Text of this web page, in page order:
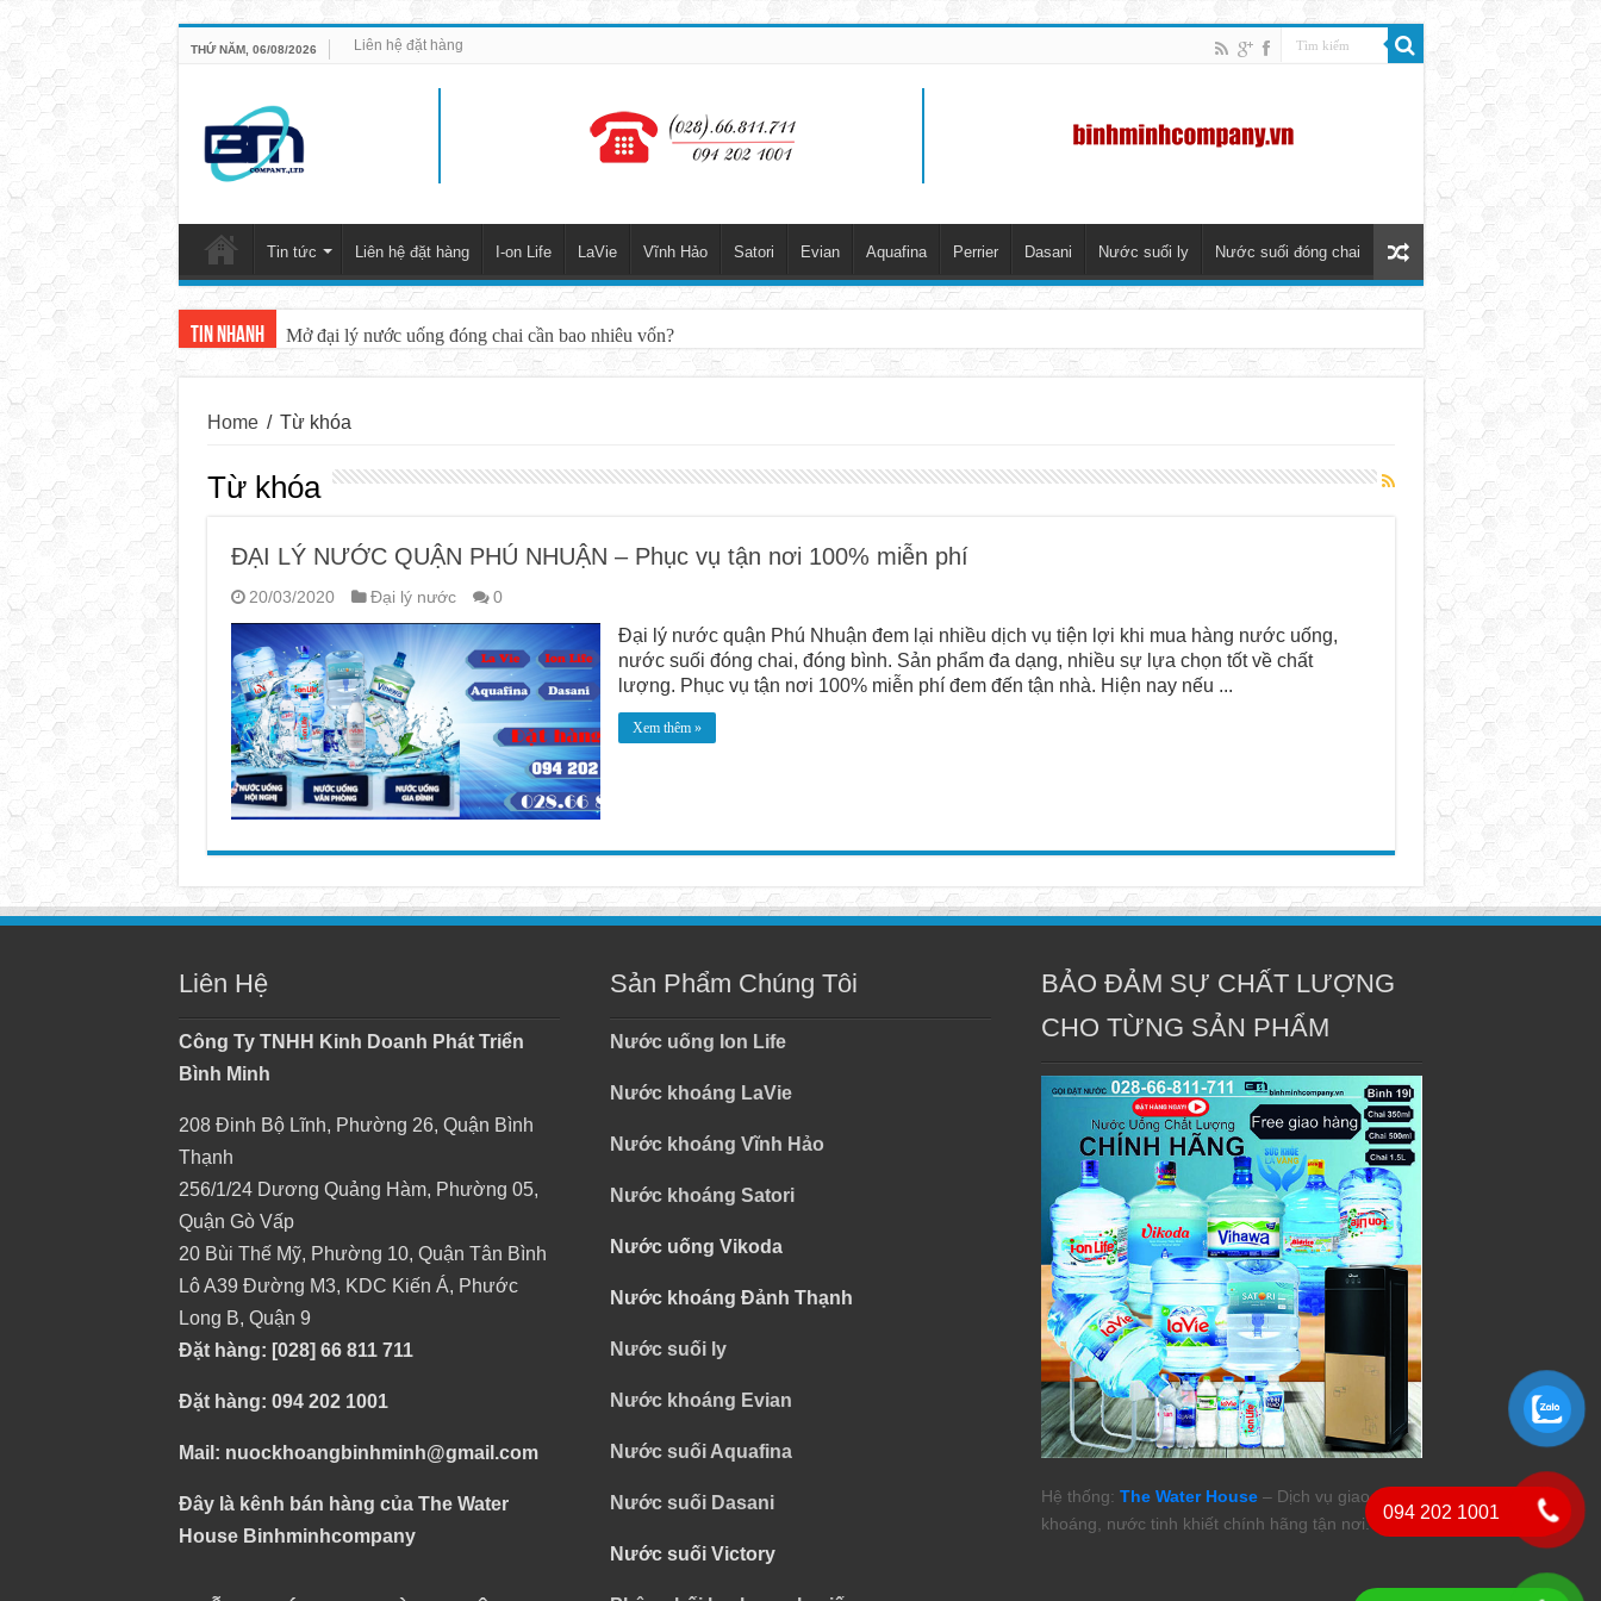
THỨ NĂM, 06/08/2026 Liên hệ đặt hàng
Tin tức Liên hệ đặt hàng I-on Life LaVie Vĩnh Hảo Satori Evian Aquafina Perrier Dasani Nước suối ly Nước suối đóng chai
Tin nhanh Mở đại lý nước uống đóng chai cần bao nhiêu vốn?
Home / Từ khóa
Từ khóa
ĐẠI LÝ NƯỚC QUẬN PHÚ NHUẬN – Phục vụ tận nơi 100% miễn phí
20/03/2020 Đại lý nước 0
Đại lý nước quận Phú Nhuận đem lại nhiều dịch vụ tiện lợi khi mua hàng nước uống,
nước suối đóng chai, đóng bình. Sản phẩm đa dạng, nhiều sự lựa chọn tốt về chất
lượng. Phục vụ tận nơi 100% miễn phí đem đến tận nhà. Hiện nay nếu ...
Xem thêm »
Liên Hệ
Công Ty TNHH Kinh Doanh Phát Triển
Bình Minh
208 Đinh Bộ Lĩnh, Phường 26, Quận Bình
Thạnh
256/1/24 Dương Quảng Hàm, Phường 05,
Quận Gò Vấp
20 Bùi Thế Mỹ, Phường 10, Quận Tân Bình
Lô A39 Đường M3, KDC Kiến Á, Phước
Long B, Quận 9
Đặt hàng: [028] 66 811 711
Đặt hàng: 094 202 1001
Mail: nuockhoangbinhminh@gmail.com
Đây là kênh bán hàng của The Water
House Binhminhcompany
Sản Phẩm Chúng Tôi
Nước uống Ion Life
Nước khoáng LaVie
Nước khoáng Vĩnh Hảo
Nước khoáng Satori
Nước uống Vikoda
Nước khoáng Đảnh Thạnh
Nước suối ly
Nước khoáng Evian
Nước suối Aquafina
Nước suối Dasani
Nước suối Victory
BẢO ĐẢM SỰ CHẤT LƯỢNG
CHO TỪNG SẢN PHẨM
Hệ thống: The Water House – Dịch vụ giao nước
khoáng, nước tinh khiết chính hãng tận nơi.
094 202 1001